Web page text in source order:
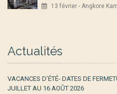
13 février - Angkore
Actualités
VACANCES D’ÉTÉ- DATES DE
JUILLET AU 16 AOÛT 2026